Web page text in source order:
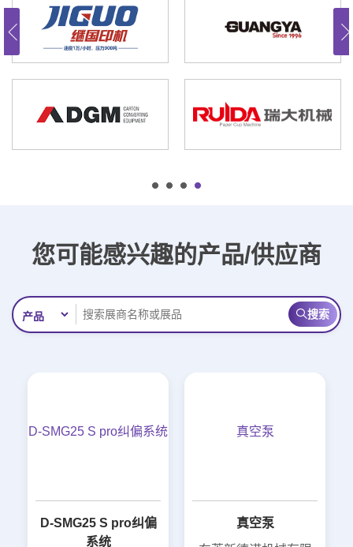
您可能感兴趣的产品/供应商
搜索
D-SMG25 S pro纠偏系统
D-SMG25 S pro纠偏
系统
真空泵
真空泵